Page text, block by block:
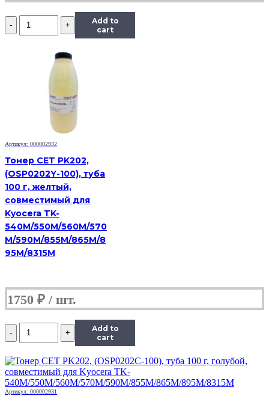
Количество
Тонер
Универсальный
Сферизованный,
C,
585
г,
канистра
Add to
cart
Артикул: 000002932
Тонер CET PK202,
(OSP0202Y-100), туба
100 г, желтый,
совместимый для
Kyocera TK-
540M/550M/560M/570
M/590M/855M/865M/8
95M/8315M
1750 ₽
Количество
Тонер
Black
Универсальный
для
HP
Add to
cart
Артикул: 000002931